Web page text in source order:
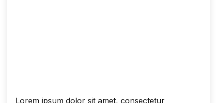
Lorem ipsum dolor sit amet, consectetur